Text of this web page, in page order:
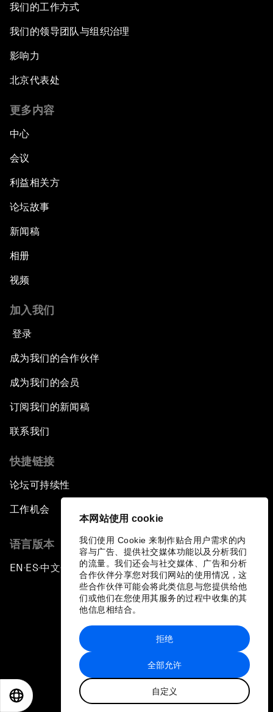
本网站使用 cookie
我们使用 Cookie 来制作贴合用户需求的内
容与广告、提供社交媒体功能以及分析我们
的流量。我们还会与社交媒体、广告和分析
合作伙伴分享您对我们网站的使用情况，这
些合作伙伴可能会将此类信息与您提供给他
们或他们在您使用其服务的过程中收集的其
他信息相结合。
全部允许
自定义
拒绝
我们的工作方式
我们的领导团队与组织治理
影响力
北京代表处
更多内容
中心
会议
利益相关方
论坛故事
新闻稿
相册
视频
加入我们
登录
成为我们的合作伙伴
成为我们的会员
订阅我们的新闻稿
联系我们
快捷链接
论坛可持续性
工作机会
语言版本
EN ▪ES▪中文▪ 日本語
站点地图
世界经济论坛